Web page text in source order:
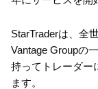
StarTraderは、全
Vantage Groupの
持ってトレーダー
ます。